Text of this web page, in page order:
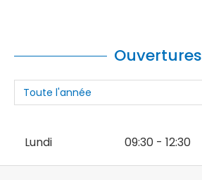
Ouvertures
Lundi 09:30 - 12:30